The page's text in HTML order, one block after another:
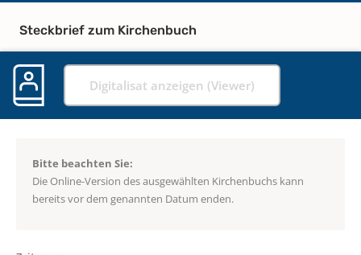
Steckbrief zum Kirchenbuch
Digitalisat anzeigen (Viewer)
Bitte beachten Sie:
Die Online-Version des ausgewählten Kirchenbuchs kann
bereits vor dem genannten Datum enden.